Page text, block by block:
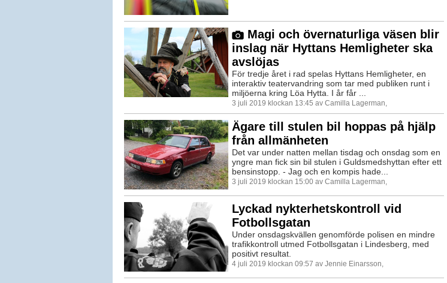
Magi och övernaturliga väsen blir
inslag när Hyttans Hemligheter ska
avslöjas
För tredje året i rad spelas Hyttans Hemligheter, en
interaktiv teatervandring som tar med publiken runt i
miljöerna kring Löa Hytta. I år får ...
3 juli 2019 klockan 13:45 av Camilla Lagerman,
Ägare till stulen bil hoppas på hjälp
från allmänheten
Det var under natten mellan tisdag och onsdag som en
yngre man fick sin bil stulen i Guldsmedshyttan efter ett
bensinstopp. - Jag och en kompis hade...
3 juli 2019 klockan 15:00 av Camilla Lagerman,
Lyckad nykterhetskontroll vid
Fotbollsgatan
Under onsdagskvällen genomförde polisen en mindre
trafikkontroll utmed Fotbollsgatan i Lindesberg, med
positivt resultat.
4 juli 2019 klockan 09:57 av Jennie Einarsson,